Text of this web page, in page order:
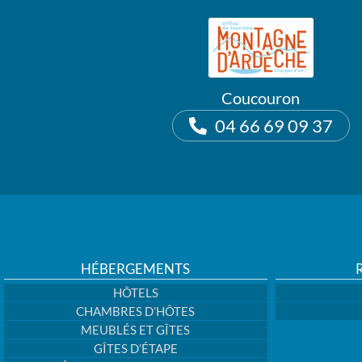
Coucouron
04 66 69 09 37
HÉBERGEMENTS
HÔTELS
CHAMBRES D’HÔTES
MEUBLÉS ET GÎTES
GÎTES D’ÉTAPE